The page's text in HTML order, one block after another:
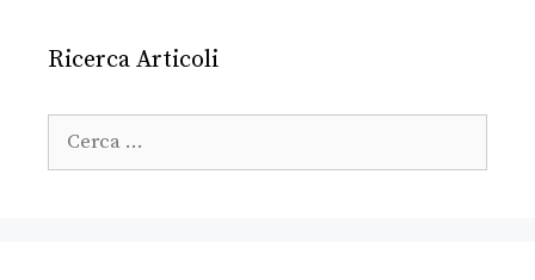
Ricerca Articoli